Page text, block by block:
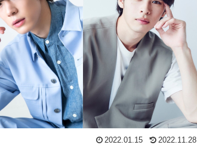
2022.01.15 2022.11.28